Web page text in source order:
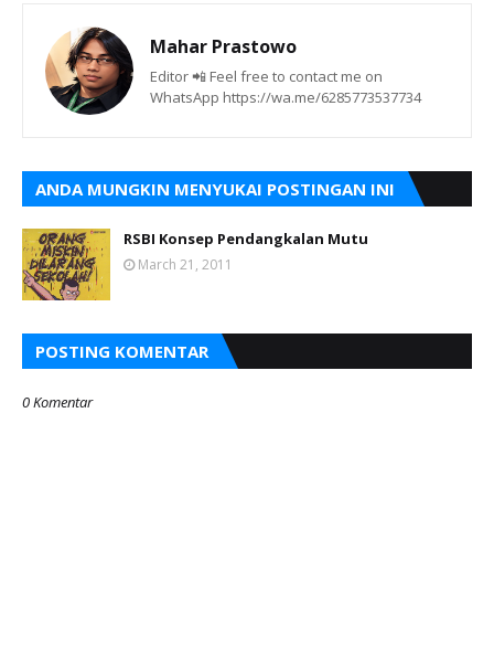
Mahar Prastowo
Editor 📲 Feel free to contact me on
WhatsApp https://wa.me/6285773537734
ANDA MUNGKIN MENYUKAI POSTINGAN INI
RSBI Konsep Pendangkalan Mutu
March 21, 2011
POSTING KOMENTAR
0 Komentar